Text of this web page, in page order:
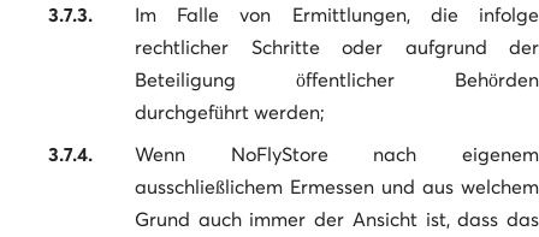
3.7.3.
Im Falle von Ermittlungen, die infolge
rechtlicher Schritte oder aufgrund der
Beteiligung öffentlicher Behörden
durchgeführt werden;
3.7.4.
Wenn NoFlyStore nach eigenem
ausschließlichem Ermessen und aus welchem
Grund auch immer der Ansicht ist, dass das